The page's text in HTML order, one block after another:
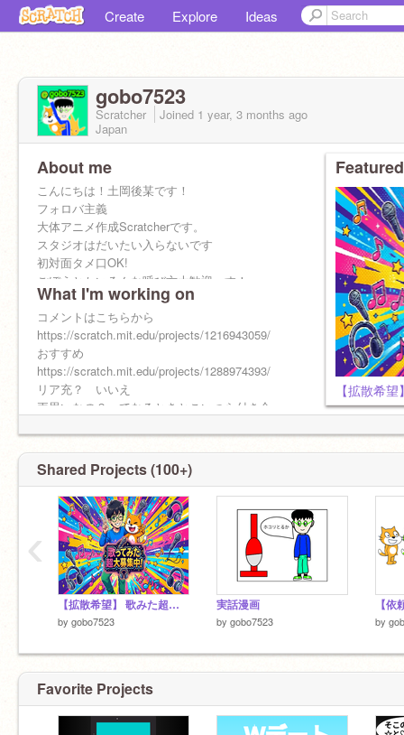
Create Explore Ideas
gobo7523
Scratcher Joined 1 year, 3 months ago
Japan
About me
こんにちは！土岡後某です！
フォロバ主義
大体アニメ作成Scratcherです。
スタジオはだいたい入らないです
初対面タメ口OK!
ごぼうとかいろんな呼び方大歓迎っす！
もし歌ってみてほしい曲とかあったりコラボし
たいならコメ欄で受け付けまーす！相談窓口に
もなるよ！いずれ専用の作品出しますけど。
誕生日は7/29、スクラッチデビューは5/10です！
What I'm working on
コメントはこちらから
https://scratch.mit.edu/projects/1216943059/
おすすめ
https://scratch.mit.edu/projects/1288974393/
リア充？ いいえ
両思いなの？ってなるときとこいつら付き合っ
弟子 なし
師匠 なし
兄弟 なし
活動→ボゴクエ4話までアニメほぼなし。代わり
に歌みたとかやる
【拡散希
Shared Projects (100+)
【拡散希望】 歌みた超大募集！
by gobo7523
実話漫画
by gobo7523 by
‹
Favorite Projects